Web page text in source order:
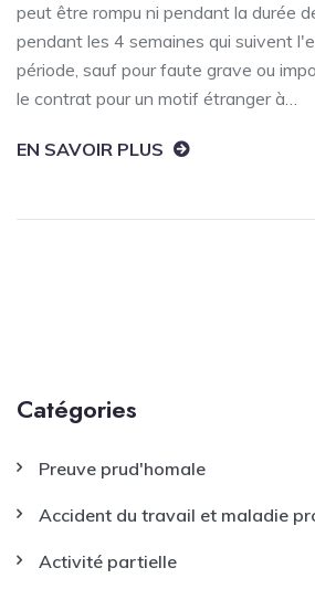
peut être rompu ni pendant la durée
pendant les 4 semaines qui suivent
période, sauf pour faute grave ou
le contrat pour un motif étranger à…
EN SAVOIR PLUS
Catégories
Preuve prud'homale
Accident du travail et maladie
Activité partielle